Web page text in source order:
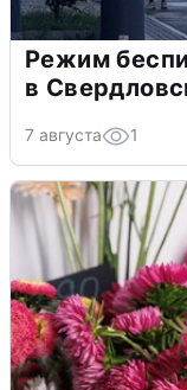
Режим
в
7 августа 1